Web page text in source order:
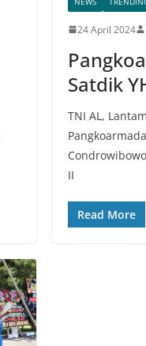
24 April 2024
Satdik
TNI AL,
II
Read More